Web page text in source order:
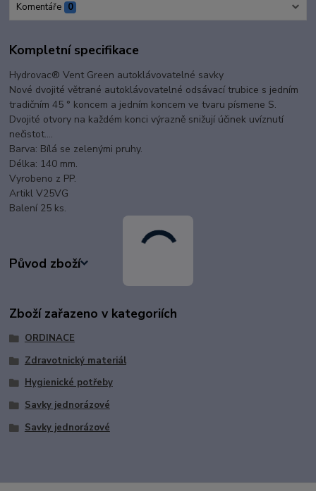
Komentáře 0
Kompletní specifikace
Hydrovac® Vent Green autoklávovatelné savky
Nové dvojité větrané autoklávovatelné odsávací trubice s jedním
tradičním 45 ° koncem a jedním koncem ve tvaru písmene S.
Dvojité otvory na každém konci výrazně snižují účinek uvíznutí
nečistot....
Barva: Bílá se zelenými pruhy.
Délka: 140 mm.
Vyrobeno z PP.
Artikl V25VG
Balení 25 ks.
Původ zboží
Zboží zařazeno v kategoriích
ORDINACE
Zdravotnický materiál
Hygienické potřeby
Savky jednorázové
Savky jednorázové